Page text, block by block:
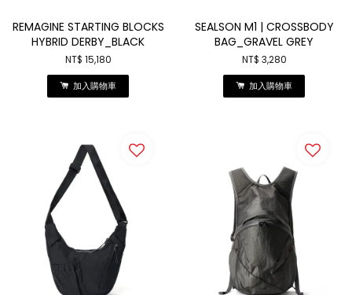
REMAGINE STARTING BLOCKS
HYBRID DERBY_BLACK
NT$ 15,180
加入購物車
SEALSON M1 | CROSSBODY
BAG_GRAVEL GREY
NT$ 3,280
加入購物車